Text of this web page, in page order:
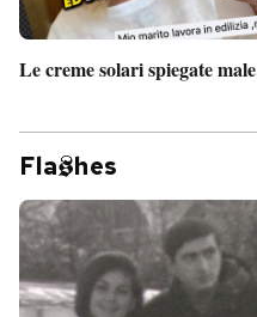
Le creme solari spiegate male
Fla hes